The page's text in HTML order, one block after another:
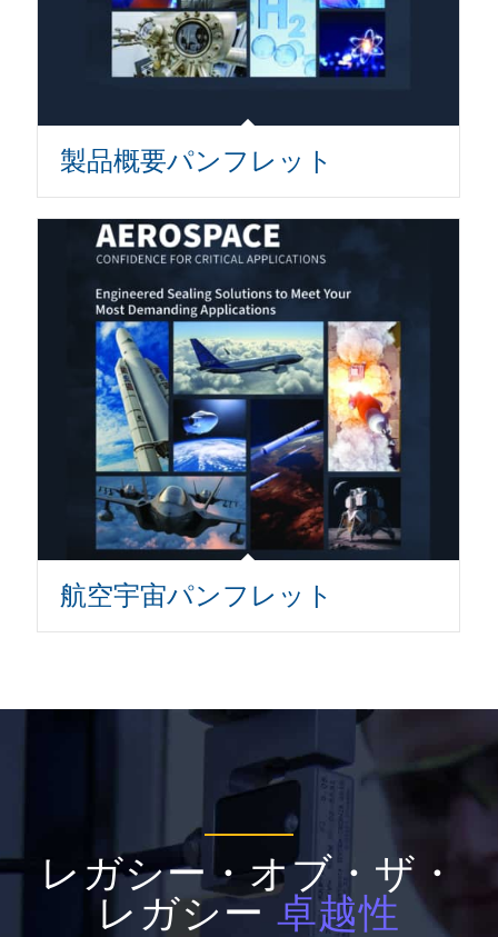
製品概要パンフレット
航空宇宙パンフレット
レガシー・オブ・ザ・
レガシー卓越性